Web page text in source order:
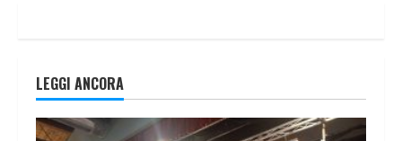
LEGGI ANCORA